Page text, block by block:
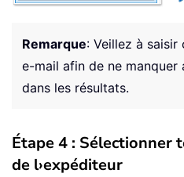
Remarque: Veillez à saisir
e-mail afin de ne
dans les résultats.
Étape 4 : Sélectionner
de l›expéditeur